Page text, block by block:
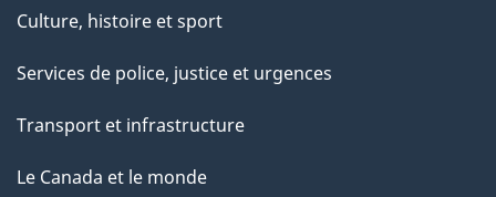
Culture, histoire et sport
Services de police, justice et urgences
Transport et infrastructure
Le Canada et le monde